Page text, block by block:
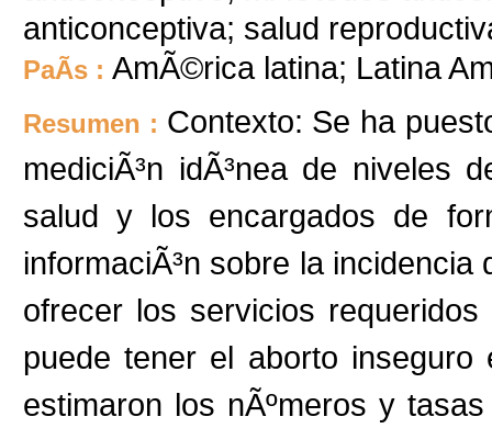
anticonceptiva; salud
PaÃ­s : AmÃ©rica latina; Latina
Resumen : Contexto: Se ha
mediciÃ³n idÃ³nea de niveles
salud y los encargados de
informaciÃ³n sobre la
ofrecer los servicios
puede tener el aborto
estimaron los nÃºmeros y